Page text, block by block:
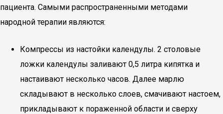
пациента. Самыми распространенными методами
народной терапии являются:
Компрессы из настойки календулы. 2 столовые
ложки календулы заливают 0,5 литра кипятка и
настаивают несколько часов. Далее марлю
складывают в несколько слоев, смачивают настоем,
прикладывают к пораженной области и сверху